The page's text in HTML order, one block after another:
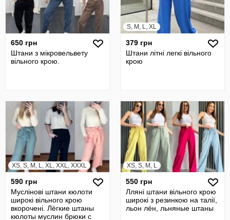
650 грн
Штани з мікровельвету
вільного крою.
S, M, L, XL
379 грн
Штани літні легкі вільного
крою
XS, S, M, L, XL, XXL, XXXL
590 грн
Муслінові штани кюлоти
широкі вільного крою
вкорочені. Лёгкие штаны
кюлоты муслин брюки с
XS, S, M, L
550 грн
Лляні штани вільного крою
широкі з резинкою на талії,
льон лён, льняные штаны